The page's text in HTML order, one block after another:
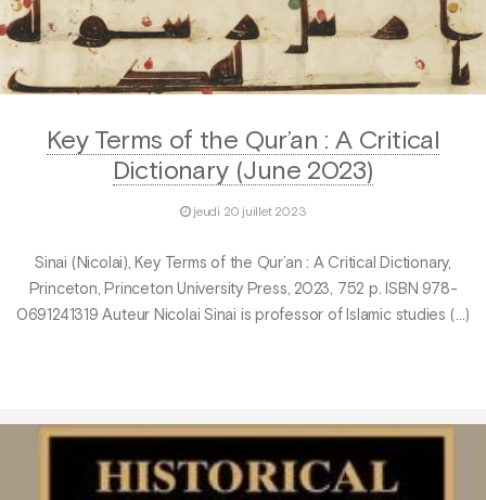
Key Terms of the Qur’an : A Critical
Dictionary (June 2023)
jeudi 20 juillet 2023
Sinai (Nicolai), Key Terms of the Qur’an : A Critical Dictionary,
Princeton, Princeton University Press, 2023, 752 p. ISBN 978-
0691241319 Auteur Nicolai Sinai is professor of Islamic studies (…)